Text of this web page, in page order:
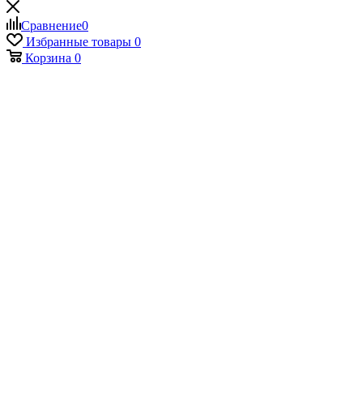
Сравнение0
Избранные товары 0
Корзина 0